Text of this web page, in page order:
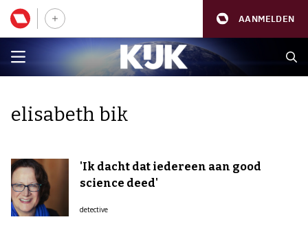
AANMELDEN
elisabeth bik
'Ik dacht dat iedereen aan good
science deed'
detective